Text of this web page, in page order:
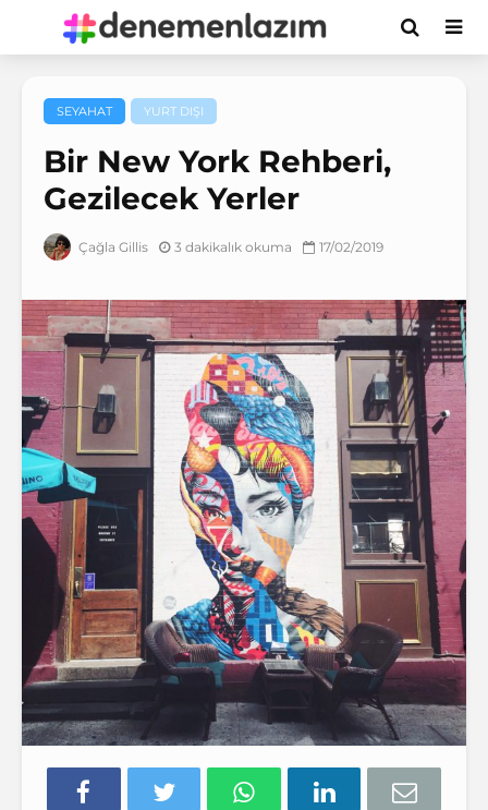
SEYAHAT YURT DIŞI
Bir New York Rehberi,
Gezilecek Yerler
Çağla Gillis 3 dakikalık okuma 17/02/2019